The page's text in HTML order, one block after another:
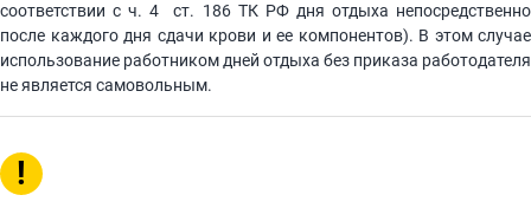
соответствии с ч. 4 ст. 186 ТК РФ дня отдыха непосредственно
после каждого дня сдачи крови и ее компонентов). В этом случае
использование работником дней отдыха без приказа работодателя
не является самовольным.
!